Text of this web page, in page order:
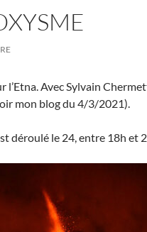
l’Etna. Avec Sylvain
mon blog du 4/3/2021).
déroulé le 24, entre 18h et